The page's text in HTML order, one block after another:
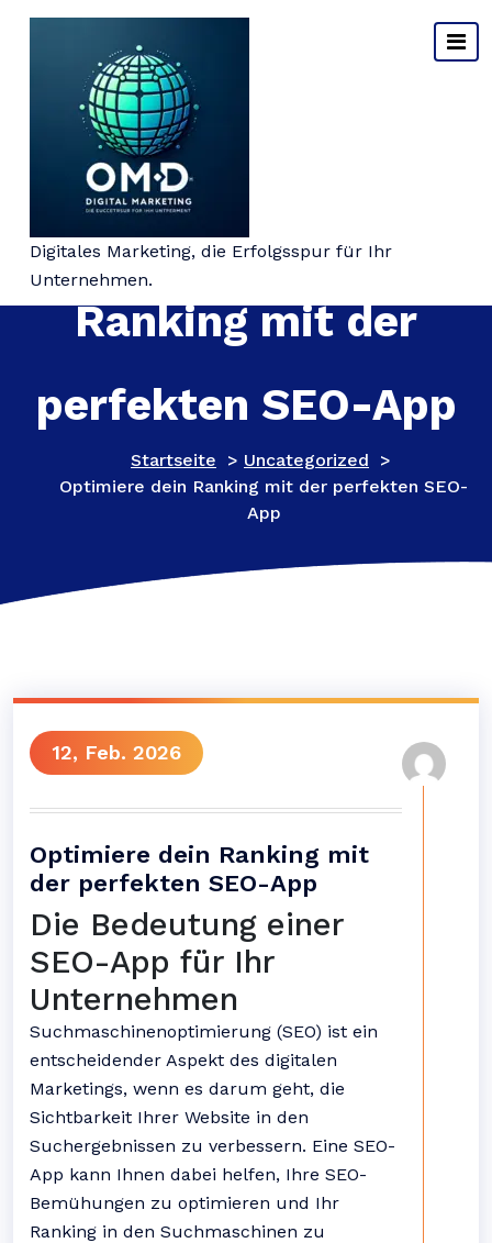
Digitales Marketing, die Erfolgsspur für Ihr
Unternehmen.
Optimiere dein
Ranking mit der
perfekten SEO-App
Startseite > Uncategorized >
Optimiere dein Ranking mit der perfekten SEO-
App
12, Feb. 2026
Optimiere dein Ranking mit
der perfekten SEO-App
Die Bedeutung einer
SEO-App für Ihr
Unternehmen
Suchmaschinenoptimierung (SEO) ist ein
entscheidender Aspekt des digitalen
Marketings, wenn es darum geht, die
Sichtbarkeit Ihrer Website in den
Suchergebnissen zu verbessern. Eine SEO-
App kann Ihnen dabei helfen, Ihre SEO-
Bemühungen zu optimieren und Ihr
Ranking in den Suchmaschinen zu